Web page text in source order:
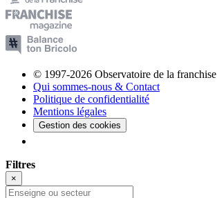
© 1997-2026 Observatoire de la franchise
Qui sommes-nous & Contact
Politique de confidentialité
Mentions légales
Gestion des cookies
Filtres
×